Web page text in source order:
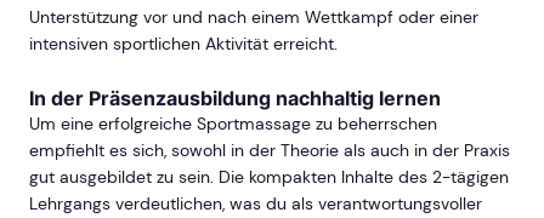
Unterstützung vor und nach einem Wettkampf oder einer
intensiven sportlichen Aktivität erreicht.
In der Präsenzausbildung nachhaltig lernen
Um eine erfolgreiche Sportmassage zu beherrschen
empfiehlt es sich, sowohl in der Theorie als auch in der Praxis
gut ausgebildet zu sein. Die kompakten Inhalte des 2-tägigen
Lehrgangs verdeutlichen, was du als verantwortungsvoller